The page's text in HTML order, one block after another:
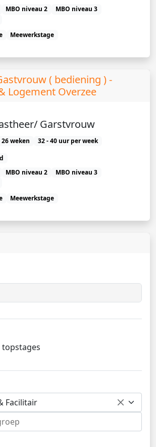
topstages
Facilitair
MBO niveau 2
MBO niveau 3
Meewerkstage
( bediening ) -
Logement Overzee
Garstvrouw
26 weken
32 - 40 uur per week
MBO niveau 2
MBO niveau 3
Meewerkstage